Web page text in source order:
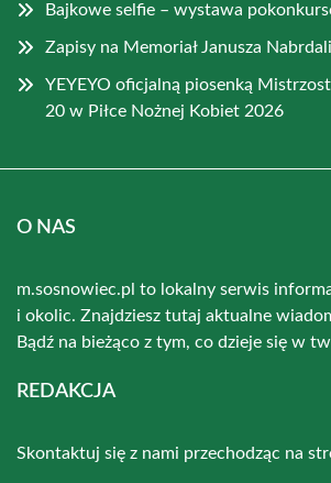
Bajkowe selfie – wystawa
Zapisy na Memoriał Janusza
YEYEYO oficjalną piosenką
20 w Piłce Nożnej Kobiet 2026
O NAS
m.sosnowiec.pl to lokalny serwis
i okolic. Znajdziesz tutaj aktualne
Bądź na bieżąco z tym, co dzieje się w
REDAKCJA
Skontaktuj się z nami przechodząc na